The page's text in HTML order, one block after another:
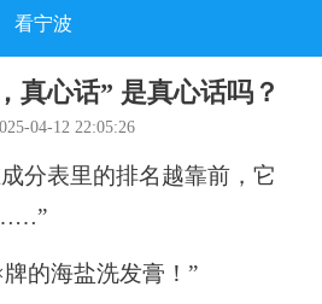
看宁波
真心话” 是真心话吗？
04-12 22:05:26
表里的排名越靠前，它
……”
的海盐洗发膏！”